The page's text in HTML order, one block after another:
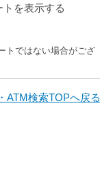
トを表示する
トではない場合がござ
ATM検索TOPへ戻る